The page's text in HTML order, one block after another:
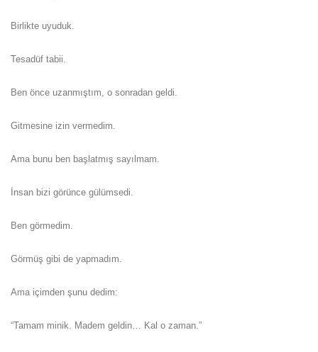
Birlikte uyuduk.
Tesadüf tabii.
Ben önce uzanmıştım, o sonradan geldi.
Gitmesine izin vermedim.
Ama bunu ben başlatmış sayılmam.
İnsan bizi görünce gülümsedi.
Ben görmedim.
Görmüş gibi de yapmadım.
Ama içimden şunu dedim:
“Tamam minik. Madem geldin… Kal o zaman.”